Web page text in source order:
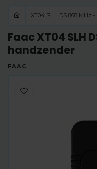
XT04 SLH DS 868 MHz
Faac XT04 SLH
handzender
FAAC